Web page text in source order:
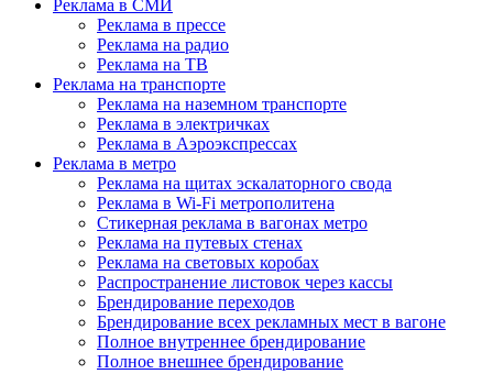
Реклама в СМИ
Реклама в прессе
Реклама на радио
Реклама на ТВ
Реклама на транспорте
Реклама на наземном транспорте
Реклама в электричках
Реклама в Аэроэкспрессах
Реклама в метро
Реклама на щитах эскалаторного свода
Реклама в Wi-Fi метрополитена
Стикерная реклама в вагонах метро
Реклама на путевых стенах
Реклама на световых коробах
Распространение листовок через кассы
Брендирование переходов
Брендирование всех рекламных мест в вагоне
Полное внутреннее брендирование
Полное внешнее брендирование